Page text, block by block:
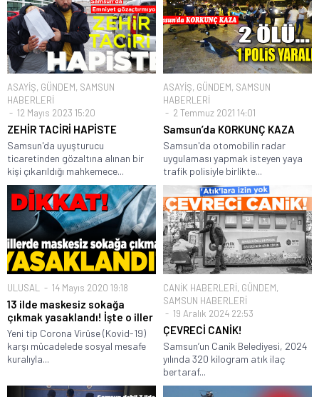
ASAYİŞ, GÜNDEM, SAMSUN
HABERLERİ
12 Mayıs 2023 15:20
ZEHİR TACİRİ HAPİSTE
Samsun'da uyuşturucu
ticaretinden gözaltına alınan bir
kişi çıkarıldığı mahkemece...
ASAYİŞ, GÜNDEM, SAMSUN
HABERLERİ
2 Temmuz 2021 14:01
Samsun’da KORKUNÇ KAZA
Samsun'da otomobilin radar
uygulaması yapmak isteyen yaya
trafik polisiyle birlikte...
ULUSAL 14 Mayıs 2020 19:18
13 ilde maskesiz sokağa
çıkmak yasaklandı! İşte o iller
Yeni tip Corona Virüse (Kovid-19)
karşı mücadelede sosyal mesafe
kuralıyla...
CANİK HABERLERİ, GÜNDEM,
SAMSUN HABERLERİ
19 Aralık 2024 22:53
ÇEVRECİ CANİK!
Samsun’un Canik Belediyesi, 2024
yılında 320 kilogram atık ilaç
bertaraf...